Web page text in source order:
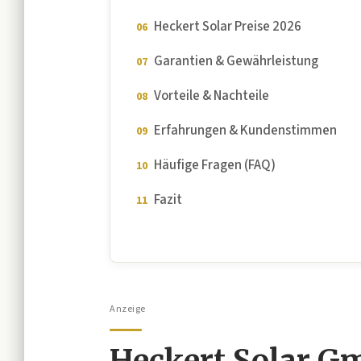
Heckert Solar Preise 2026
Garantien & Gewährleistung
Vorteile & Nachteile
Erfahrungen & Kundenstimmen
Häufige Fragen (FAQ)
Fazit
Anzeige